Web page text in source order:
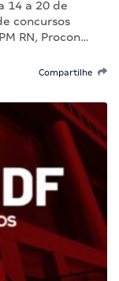
14 a 20 de
concursos
RN, Procon…
Compartilhe